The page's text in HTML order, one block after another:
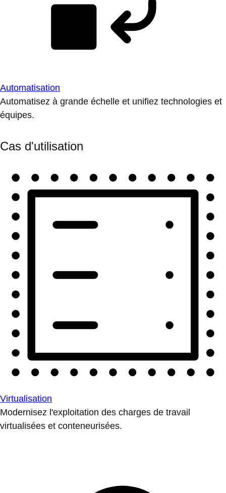
Automatisation
Automatisez à grande échelle et unifiez technologies et
équipes.
Cas d'utilisation
Virtualisation
Modernisez l'exploitation des charges de travail
virtualisées et conteneurisées.